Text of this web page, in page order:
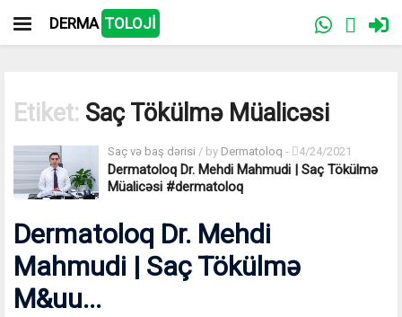
DERMA TOLOJİ
Etiket: Saç Tökülmə Müalicəsi
Saç və baş dərisi / by Dermatoloq - 4/24/2021
Dermatoloq Dr. Mehdi Mahmudi | Saç Tökülmə
Müalicəsi #dermatoloq
Dermatoloq Dr. Mehdi
Mahmudi | Saç Tökülmə
M&uu...